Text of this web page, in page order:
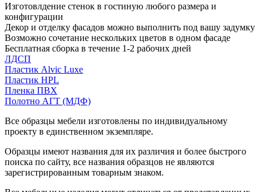
Изготовлдение стенок в гостиную любого размера и
конфигурации
Декор и отделку фасадов можно выполнить под вашу задумку
Возможно сочетание нескольких цветов в одном фасаде
Бесплатная сборка в течение 1-2 рабочих дней
ЛДСП
Пластик Alvic Luxe
Пластик HPL
Пленка ПВХ
Полотно АГТ (МДФ)
Все образцы мебели изготовлены по индивидуальному
проекту в единственном экземпляре.
Образцы имеют названия для их различия и более быстрого
поиска по сайту, все названия образцов не являются
зарегистрированным товарным знаком.